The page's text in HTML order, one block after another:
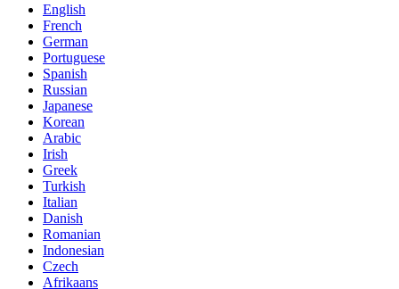
English
French
German
Portuguese
Spanish
Russian
Japanese
Korean
Arabic
Irish
Greek
Turkish
Italian
Danish
Romanian
Indonesian
Czech
Afrikaans